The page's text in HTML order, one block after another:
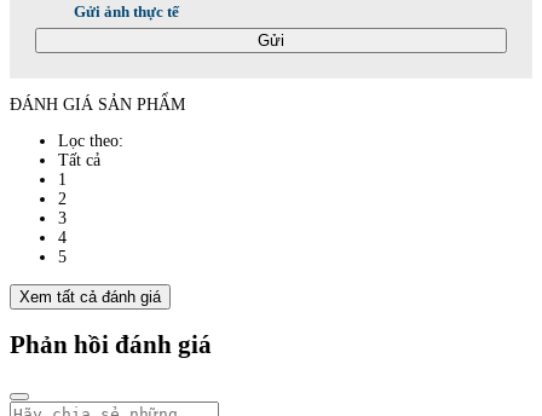
Gửi ảnh thực tế
Gửi
ĐÁNH GIÁ SẢN PHẨM
Lọc theo:
Tất cả
1
2
3
4
5
Xem tất cả đánh giá
Phản hồi đánh giá